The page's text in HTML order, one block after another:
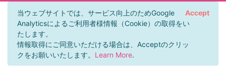
当ウェブサイトでは、サービス向上のためGoogle
Analyticsによるご利用者様情報（Cookie）の取得をい
たします。
情報取得にご同意いただける場合は、Acceptのクリッ
クをお願いいたします。 Learn More.
Accept